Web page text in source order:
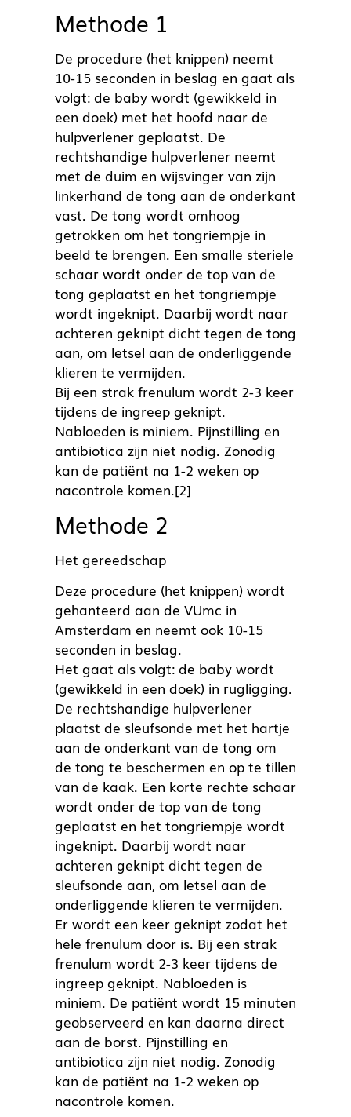
Methode 1
De procedure (het knippen) neemt
10-15 seconden in beslag en gaat als
volgt: de baby wordt (gewikkeld in
een doek) met het hoofd naar de
hulpverlener geplaatst. De
rechtshandige hulpverlener neemt
met de duim en wijsvinger van zijn
linkerhand de tong aan de onderkant
vast. De tong wordt omhoog
getrokken om het tongriempje in
beeld te brengen. Een smalle steriele
schaar wordt onder de top van de
tong geplaatst en het tongriempje
wordt ingeknipt. Daarbij wordt naar
achteren geknipt dicht tegen de tong
aan, om letsel aan de onderliggende
klieren te vermijden.
Bij een strak frenulum wordt 2-3 keer
tijdens de ingreep geknipt.
Nabloeden is miniem. Pijnstilling en
antibiotica zijn niet nodig. Zonodig
kan de patiënt na 1-2 weken op
nacontrole komen.[2]
Methode 2
Het gereedschap
Deze procedure (het knippen) wordt
gehanteerd aan de VUmc in
Amsterdam en neemt ook 10-15
seconden in beslag.
Het gaat als volgt: de baby wordt
(gewikkeld in een doek) in rugligging.
De rechtshandige hulpverlener
plaatst de sleufsonde met het hartje
aan de onderkant van de tong om
de tong te beschermen en op te tillen
van de kaak. Een korte rechte schaar
wordt onder de top van de tong
geplaatst en het tongriempje wordt
ingeknipt. Daarbij wordt naar
achteren geknipt dicht tegen de
sleufsonde aan, om letsel aan de
onderliggende klieren te vermijden.
Er wordt een keer geknipt zodat het
hele frenulum door is. Bij een strak
frenulum wordt 2-3 keer tijdens de
ingreep geknipt. Nabloeden is
miniem. De patiënt wordt 15 minuten
geobserveerd en kan daarna direct
aan de borst. Pijnstilling en
antibiotica zijn niet nodig. Zonodig
kan de patiënt na 1-2 weken op
nacontrole komen.